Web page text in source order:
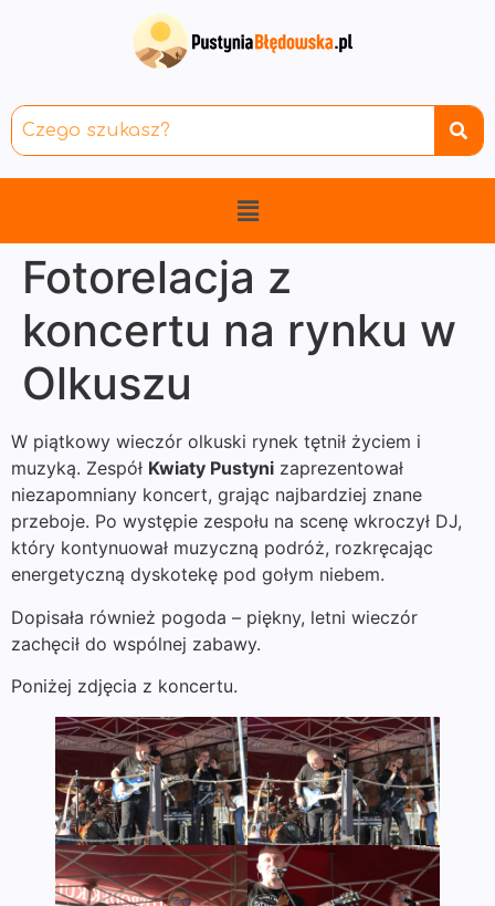
Fotorelacja z
koncertu na rynku w
Olkuszu
W piątkowy wieczór olkuski rynek tętnił życiem i
muzyką. Zespół Kwiaty Pustyni zaprezentował
niezapomniany koncert, grając najbardziej znane
przeboje. Po występie zespołu na scenę wkroczył DJ,
który kontynuował muzyczną podróż, rozkręcając
energetyczną dyskotekę pod gołym niebem.
Dopisała również pogoda – piękny, letni wieczór
zachęcił do wspólnej zabawy.
Poniżej zdjęcia z koncertu.